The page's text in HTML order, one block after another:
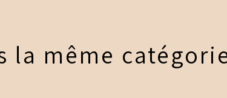
la même